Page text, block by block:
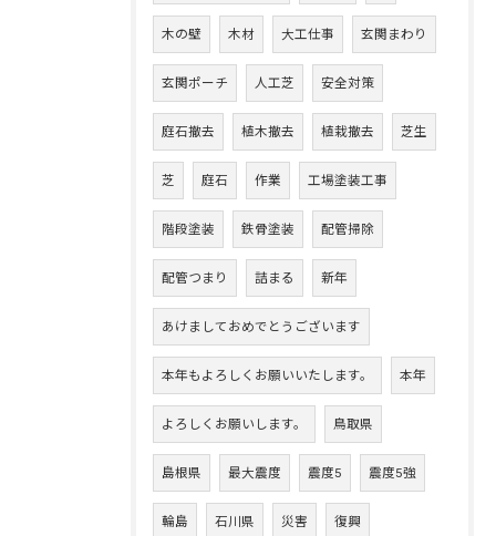
木の壁 木材 大工仕事 玄関まわり
玄関ポーチ 人工芝 安全対策
庭石撤去 植木撤去 植栽撤去 芝生
芝 庭石 作業 工場塗装工事
階段塗装 鉄骨塗装 配管掃除
配管つまり 詰まる 新年
あけましておめでとうございます
本年もよろしくお願いいたします。 本年
よろしくお願いします。 鳥取県
島根県 最大震度 震度5 震度5強
輪島 石川県 災害 復興